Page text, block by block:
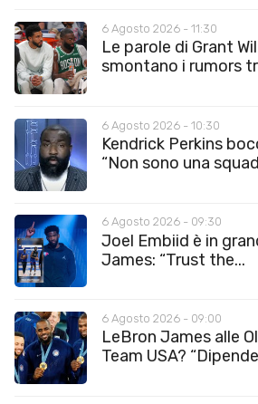
6 Agosto 2026 - 11:30
Le parole di Grant
smontano i rumors
6 Agosto 2026 - 10:30
Kendrick Perkins
“Non sono una
6 Agosto 2026 - 09:30
Joel Embiid è in
James: “Trust the...
6 Agosto 2026 - 09:00
LeBron James alle
Team USA?